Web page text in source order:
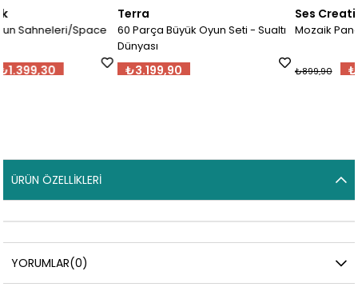
60 Parça Büyük Oyun Seti - Sualtı
₺3.199,90
Mozaik Pano - Kartlı
₺809,91
ÜRÜN ÖZELLIKLERI
YORUMLAR(0)